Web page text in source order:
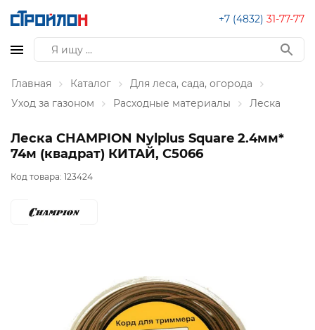
+7 (4832) 31-77-77
Главная Каталог
Для леса, сада, огорода
Уход за газоном
Расходные материалы Леска
Леска CHAMPION Nylplus Square 2.4мм*
74м (квадрат) КИТАЙ, C5066
Код товара: 123424